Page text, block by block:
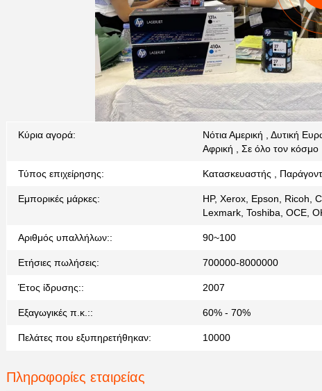
Κύρια αγορά:
Νότια Αμερική , Δυτική
Αφρική , Σε όλο τον κόσμο
Τύπος επιχείρησης: Κατασκευαστής ,
Εμπορικές μάρκες:
HP, Xerox, Epson, Ricoh,
Lexmark, Toshiba, OCE,
Αριθμός υπαλλήλων:: 90~100
Ετήσιες πωλήσεις: 700000-8000000
Έτος ίδρυσης:: 2007
Εξαγωγικές π.κ.:: 60% - 70%
Πελάτες που εξυπηρετήθηκαν: 10000
Πληροφορίες εταιρείας